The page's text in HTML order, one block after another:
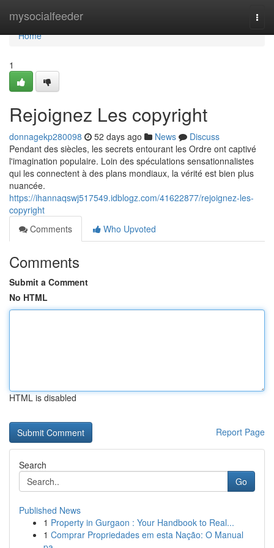
mysocialfeeder
Home
Home
1
Rejoignez Les copyright
donnagekp280098 52 days ago News
Discuss
Pendant des siècles, les secrets entourant les Ordre ont captivé
l'imagination populaire. Loin des spéculations sensationnalistes
qui les connectent à des plans mondiaux, la vérité est bien plus
nuancée.
https://ihannaqswj517549.idblogz.com/41622877/rejoignez-les-
copyright
Comments
Who Upvoted
Comments
Submit a Comment
No HTML
HTML is disabled
Report Page
Search
Go
Published News
1 Property in Gurgaon : Your Handbook to Real...
1 Comprar Propriedades em esta Nação: O Manual